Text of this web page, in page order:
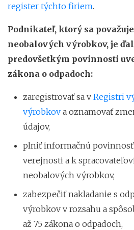
register týchto firiem.
Podnikateľ, ktorý sa
neobalových výrobkov, je
predovšetkým povinnosti
zákona o odpadoch:
zaregistrovať sa v Registri
výrobkov a oznamovať
údajov,
plniť informačnú
verejnosti a k
neobalových výrobkov,
zabezpečiť nakladanie s
výrobkov v rozsahu a
až 75 zákona o odpadoch,